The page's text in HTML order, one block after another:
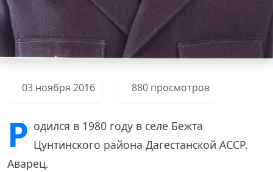
03 ноября 2016 880 просмотров
Р одился в 1980 году в селе Бежта
Цунтинского района Дагестанской АССР.
Аварец.